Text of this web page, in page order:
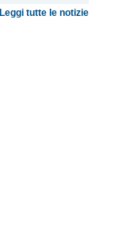
Leggi tutte le notizie